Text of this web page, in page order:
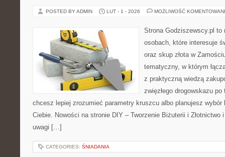
POSTED BY ADMIN LUT - 1 - 2026 MOŻLIWOŚĆ
Strona Godziszewscy.pl
osobach, które interesuje
oraz skup złota w
tematyczny, w którym
z praktyczną wiedzą
zwięzłego drogowskazu
chcesz lepiej zrozumieć parametry kruszcu albo planujesz
Ciebie. Nowości na stronie DIY – Tworzenie Biżuterii i Złotnictwo
uwagi […]
CATEGORIES: ŚNIADANIA